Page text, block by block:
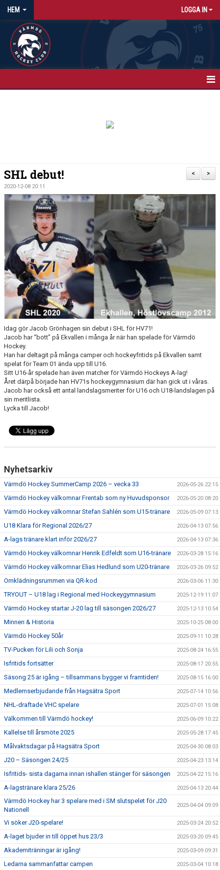
HEM LOGGA IN
ISTIDER
OM KLUBBEN
HISTORIA
DOKUMENT
MEDLEMSINFO
KONTAKT
>
<
SHL debut!
2020-12-08 20:11
Idag gör Jacob Grönhagen sin debut i SHL för HV71!
Jacob har “bott” på Ekvallen i många år när han spelade för Värmdö
Hockey.
Han har deltagit på många camper och hockeyfritids på Ekvallen samt
spelat för Team 01 ända upp till U16.
Sitt U16-år spelade han även matcher för Värmdö Hockeys A-lag!
Året därpå började han HV71s hockeygymnasium där han gick ut i våras.
Jacob har också ett antal landslagsmeriter för U16 och U18-landslagen på
sin meritlista.
Lycka till Jacob!
Nyhetsarkiv
Värmdö Hockey SummerCamp 2026 – vecka 33 2026-05-26 22:15
Värmdö Hockey välkomnar Frentab som ny Huvudsponsor 2026-05-20 08:20
Värmdö Hockey välkomnar Stefan Sahlén som U15-tränare 2026-05-09 07:13
U18 Klara för Regional 2026/27 2026-04-13 07:56
A-lags tränare klart inför 2026/27 2026-04-13 07:36
Värmdö Hockey välkomnar Henrik Edfeldt som U16-tränare 2026-03-28 15:16
Värmdö Hockey välkomnar Elias Hedlund som U20-tränare 2026-03-26 09:52
Omklädningsrummen via QR-kod 2026-03-06 11:30
TRYOUT – U18 lag i Regional med Hockeygymnasium 2025-12-19 11:07
Värmdö Hockey startar J-20 lag till säsongen 2026/27 2025-12-13 10:54
Minnen & Historia 2025-10-25 08:00
Värmdö Hockey 50år 2025-09-11 10:28
TV-Pucken för Lili och Sonja 2025-08-24 16:55
Isfritids fortsätter 2025-08-17 20:55
Säsong 25 är igång – tillsammans bygger vi framtiden! 2025-08-15 16:00
Medlemserbjudande från Hagsätra Sport 2025-07-14 10:56
NHL-draftade VHC spelare 2025-07-01 15:08
Välkommen till Värmdö hockey! 2025-06-09 10:22
Kallelse till årsmöte 2025 2025-05-28 17:45
Målvaktsdagar på Hagsätra Sport 2025-04-30 08:03
J20 – Säsongen 24/25 2025-04-23 13:14
Isfritids- sista dagarna innan ishallen stänger för säsongen 2025-04-22 15:16
A-lagstränare klara 25/26 2025-04-13 20:44
Värmdö Hockey har 3 spelare med i SM slutspelet för J20
Nationell
2025-04-04 09:09
Vi söker J20-spelare! 2025-03-24 20:52
A-laget bjuder in till öppet hus 23/3 2025-03-20 09:45
Akademiträningar är igång! 2025-03-09 09:31
Ledarna sammanfattar campen 2025-03-04 10:18